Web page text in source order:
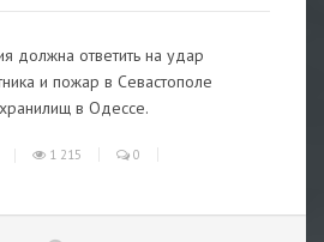
должна ответить на удар
и пожар в Севастополе
в Одессе.
1 215 0